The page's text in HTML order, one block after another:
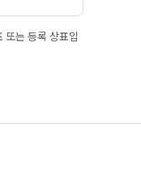
는 등록 상표입